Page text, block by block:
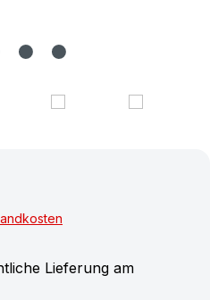
Lieferung am